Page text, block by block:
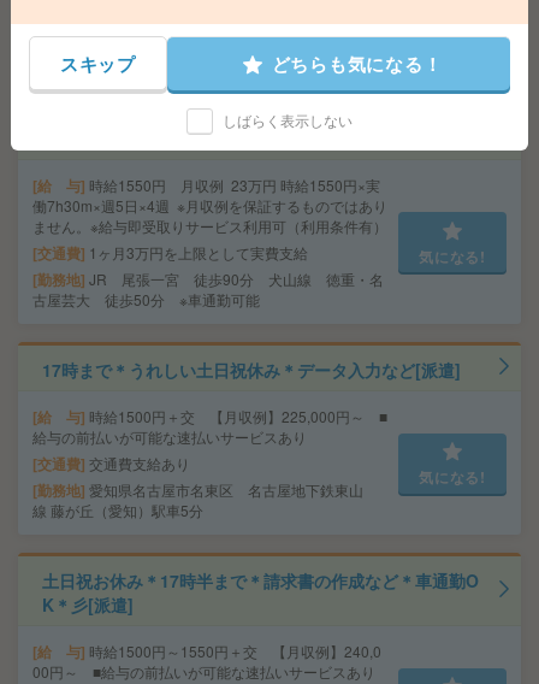
線 名古屋駅徒歩1分、名鉄名古屋本線 名鉄名古屋駅徒
歩1分
時短OK＊未経験OK！時給1550円！尾張一宮での軽作業
給 与 時給1550円 月収例 23万円 時給1550円×実
働7h30m×週5日×4週 ※月収例を保証するものではあり
ません。※給与即受取りサービス利用可（利用条件有）
交通費 1ヶ月3万円を上限として実費支給
勤務地 JR 尾張一宮 徒歩90分 犬山線 徳重・名
古屋芸大 徒歩50分 ※車通勤可能
気になる!
17時まで＊うれしい土日祝休み＊データ入力など[派遣]
給 与 時給1500円＋交 【月収例】225,000円～ ■
給与の前払いが可能な速払いサービスあり
交通費 交通費支給あり
勤務地 愛知県名古屋市名東区 名古屋地下鉄東山
線 藤が丘（愛知）駅車5分
気になる!
土日祝お休み＊17時半まで＊請求書の作成など＊車通勤O
K＊彡[派遣]
給 与 時給1500円～1550円＋交 【月収例】240,0
00円～ ■給与の前払いが可能な速払いサービスあり
スキップ どちらも気になる！
しばらく表示しない